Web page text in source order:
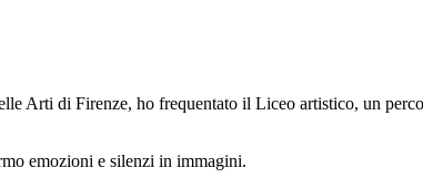
Arti di Firenze, ho frequentato il Liceo artistico, un
emozioni e silenzi in immagini.